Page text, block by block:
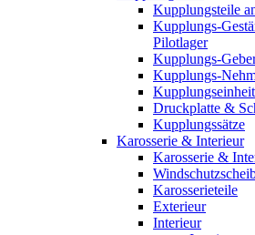
Kupplungsteile
Kupplungs-
Pilotlager
Kupplungs-
Kupplungs-
Kupplungseinheit
Druckplatte &
Kupplungssätze
Karosserie & Interieur
Karosserie &
Karosserieteile
Exterieur
Interieur